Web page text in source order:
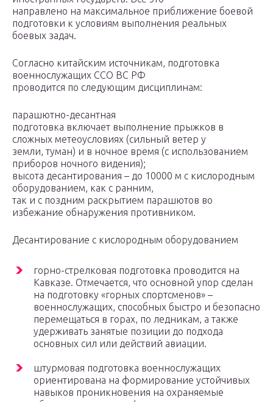
направлено на максимальное приближение боевой
подготовки к условиям выполнения реальных
боевых задач.
Согласно китайским источникам, подготовка
военнослужащих ССО ВС РФ
проводится по следующим дисциплинам:
парашютно-десантная
подготовка включает выполнение прыжков в
сложных метеоусловиях (сильный ветер у
земли, туман) и в ночное время (с использованием
приборов ночного видения);
высота десантирования – до 10000 м с кислородным
оборудованием, как с ранним,
так и с поздним раскрытием парашютов во
избежание обнаружения противником.
Десантирование с кислородным оборудованием
горно-стрелковая подготовка проводится на
Кавказе. Отмечается, что основной упор сделан
на подготовку «горных спортсменов» –
военнослужащих, способных быстро и безопасно
перемещаться в горах, по ледникам, а также
удерживать занятые позиции до подхода
основных сил или действий авиации.
штурмовая подготовка военнослужащих
ориентирована на формирование устойчивых
навыков проникновения на охраняемые